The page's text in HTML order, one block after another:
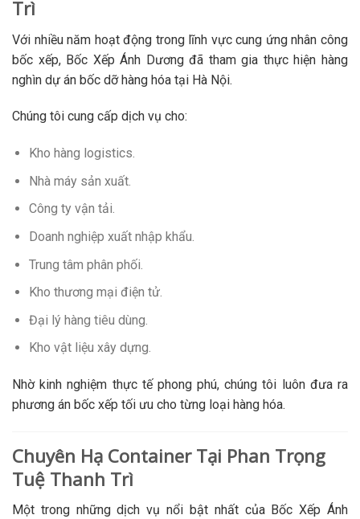
Trì
Với nhiều năm hoạt động trong lĩnh vực cung ứng nhân công
bốc xếp, Bốc Xếp Ánh Dương đã tham gia thực hiện hàng
nghìn dự án bốc dỡ hàng hóa tại Hà Nội.
Chúng tôi cung cấp dịch vụ cho:
Kho hàng logistics.
Nhà máy sản xuất.
Công ty vận tải.
Doanh nghiệp xuất nhập khẩu.
Trung tâm phân phối.
Kho thương mại điện tử.
Đại lý hàng tiêu dùng.
Kho vật liệu xây dựng.
Nhờ kinh nghiệm thực tế phong phú, chúng tôi luôn đưa ra
phương án bốc xếp tối ưu cho từng loại hàng hóa.
Chuyên Hạ Container Tại Phan Trọng
Tuệ Thanh Trì
Một trong những dịch vụ nổi bật nhất của Bốc Xếp Ánh